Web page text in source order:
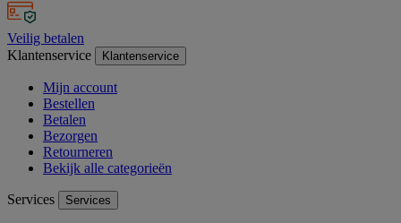
Veilig betalen
Klantenservice
Klantenservice
Mijn account
Bestellen
Betalen
Bezorgen
Retourneren
Bekijk alle categorieën
Services Services